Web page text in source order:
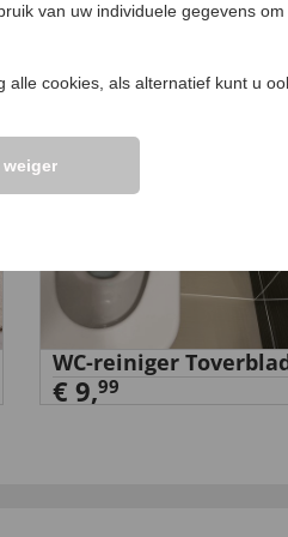
WC-reiniger
€ 9,99
van uw individuele gegevens
cookies, als alternatief kunt u
weiger